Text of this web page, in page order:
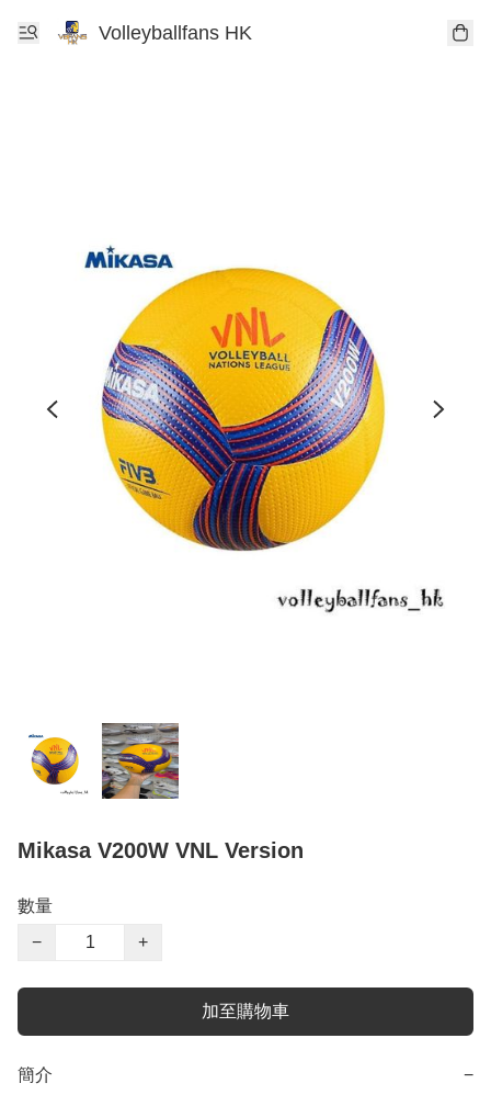
Volleyballfans HK
Mikasa V200W VNL Version
數量
−
+
加至購物車
簡介 −